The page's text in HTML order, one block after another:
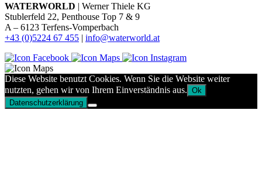
WATERWORLD | Werner Thiele KG
Stublerfeld 22, Penthouse Top 7 & 9
A – 6123 Terfens-Vomperbach
+43 (0)5224 67 455 | info@waterworld.at
Diese Website benutzt Cookies. Wenn Sie die Website weiter
nutzten, gehen wir von Ihrem Einverständnis aus. Ok
Datenschutzerklärung